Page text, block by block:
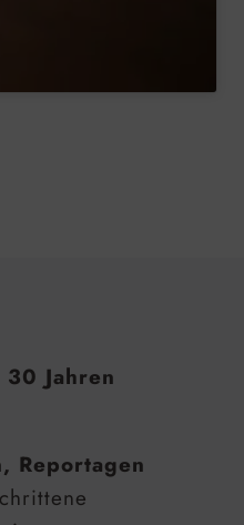
Jahren
Reportagen